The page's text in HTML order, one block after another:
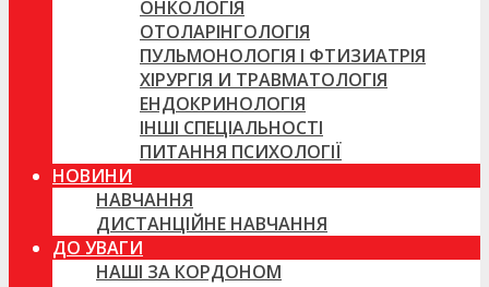
ОНКОЛОГІЯ
ОТОЛАРІНГОЛОГІЯ
ПУЛЬМОНОЛОГІЯ І ФТИЗИАТРІЯ
ХІРУРГІЯ И ТРАВМАТОЛОГІЯ
ЕНДОКРИНОЛОГІЯ
ІНШІ СПЕЦІАЛЬНОСТІ
ПИТАННЯ ПСИХОЛОГІЇ
НОВИНИ
НАВЧАННЯ
ДИСТАНЦІЙНЕ НАВЧАННЯ
ДО УВАГИ
НАШІ ЗА КОРДОНОМ